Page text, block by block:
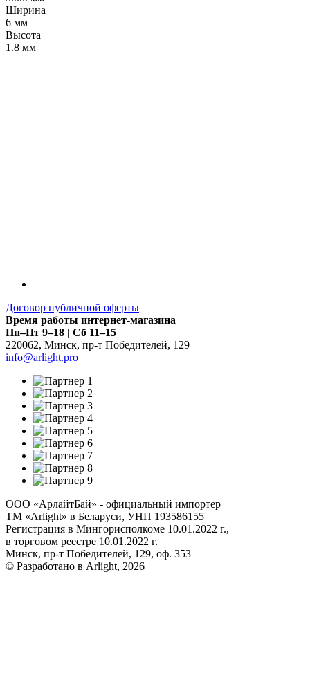
Ширина
6 мм
Высота
1.8 мм
Договор публичной оферты
Время работы интернет-магазина
Пн–Пт 9–18 | Сб 11–15
220062, Минск, пр-т Победителей, 129
info@arlight.pro
ООО «АрлайтБай» - официальный импортер
ТМ «Arlight» в Беларуси, УНП 193586155
Регистрация в Мингорисполкоме 10.01.2022 г.,
в торговом реестре 10.01.2022 г.
Минск, пр-т Победителей, 129, оф. 353
© Разработано в Arlight, 2026